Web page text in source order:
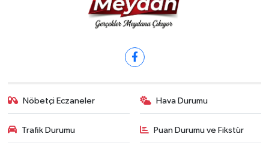
Nöbetçi Eczaneler Hava Durumu
Trafik Durumu Puan Durumu ve Fikstür